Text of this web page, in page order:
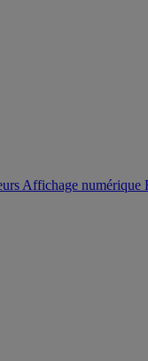
Affichage numérique